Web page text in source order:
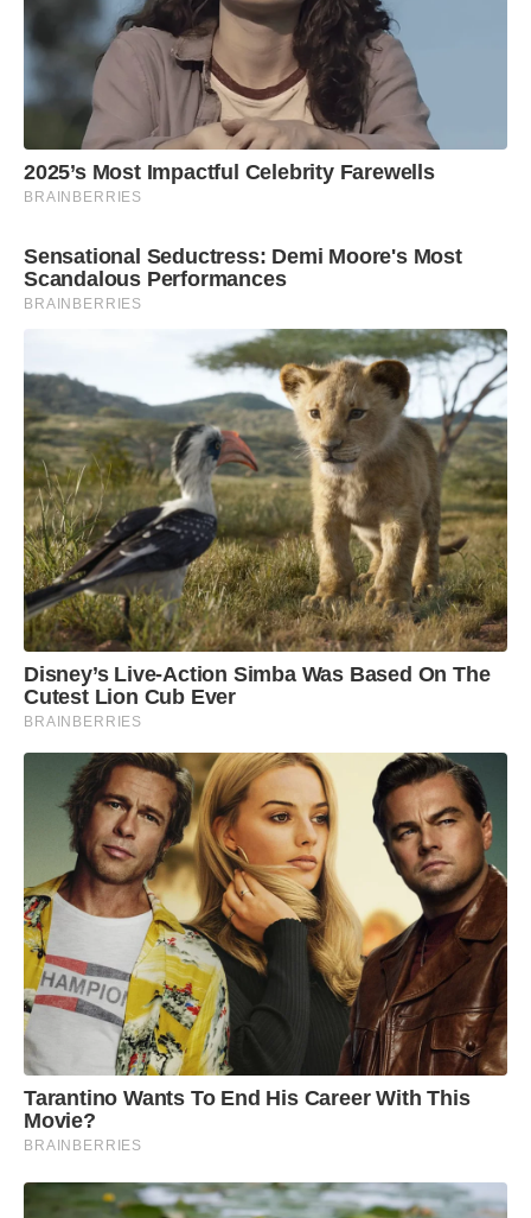
2025’s Most Impactful Celebrity Farewells
BRAINBERRIES
Sensational Seductress: Demi Moore's Most
Scandalous Performances
BRAINBERRIES
Disney’s Live-Action Simba Was Based On The
Cutest Lion Cub Ever
BRAINBERRIES
Tarantino Wants To End His Career With This
Movie?
BRAINBERRIES